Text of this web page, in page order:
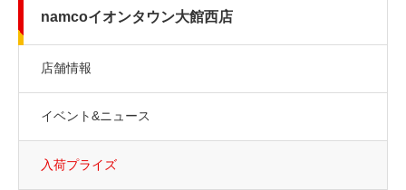
namcoイオンタウン大館西店
店舗情報
イベント&ニュース
入荷プライズ